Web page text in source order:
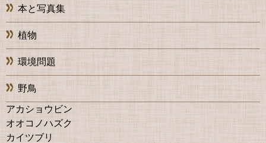
本と写真集
植物
環境問題
野鳥
アカショウビン
オオコノハズク
カイツブリ